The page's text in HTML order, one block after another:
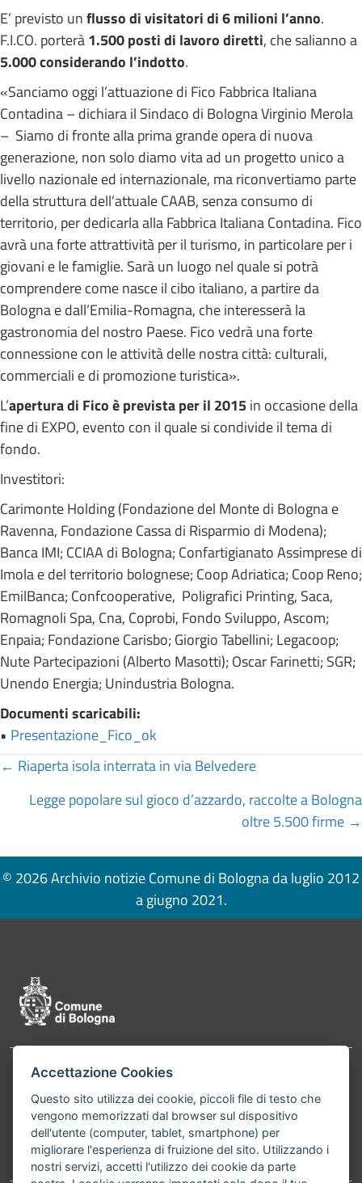
E’ previsto unflusso di visitatori di 6 milioni l’anno.
F.I.CO. porterà1.500 posti di lavoro diretti, che salianno a
5.000 considerando l’indotto.
«Sanciamo oggi l’attuazione di Fico Fabbrica Italiana
Contadina – dichiara il Sindaco di Bologna Virginio Merola
– Siamo di fronte alla prima grande opera di nuova
generazione, non solo diamo vita ad un progetto unico a
livello nazionale ed internazionale, ma riconvertiamo parte
della struttura dell’attuale CAAB, senza consumo di
territorio, per dedicarla alla Fabbrica Italiana Contadina. Fico
avrà una forte attrattività per il turismo, in particolare per i
giovani e le famiglie. Sarà un luogo nel quale si potrà
comprendere come nasce il cibo italiano, a partire da
Bologna e dall’Emilia-Romagna, che interesserà la
gastronomia del nostro Paese. Fico vedrà una forte
connessione con le attività delle nostra città: culturali,
commerciali e di promozione turistica».
L’apertura di Fico è prevista per il 2015in occasione della
fine di EXPO, evento con il quale si condivide il tema di
fondo.
Investitori:
Carimonte Holding (Fondazione del Monte di Bologna e
Ravenna, Fondazione Cassa di Risparmio di Modena);
Banca IMI; CCIAA di Bologna; Confartigianato Assimprese di
Imola e del territorio bolognese; Coop Adriatica; Coop Reno;
EmilBanca; Confcooperative, Poligrafici Printing, Saca,
Romagnoli Spa, Cna, Coprobi, Fondo Sviluppo, Ascom;
Enpaia; Fondazione Carisbo; Giorgio Tabellini; Legacoop;
Nute Partecipazioni (Alberto Masotti); Oscar Farinetti; SGR;
Unendo Energia; Unindustria Bologna.
Documenti scaricabili:
• Presentazione_Fico_ok
Posts
navigation
← Riaperta isola interrata in via Belvedere
Legge popolare sul gioco d’azzardo, raccolte a Bologna
oltre 5.500 firme →
© 2026 Archivio notizie Comune di Bologna da luglio 2012
a giugno 2021.
Contatti
Bologna P.Iva 01232710374 Cod. IBAN: IT 88 R
02008 02435 000020067156
Telefono:051203040
Accettazione Cookies
Questo sito utilizza dei cookie, piccoli file di testo che
vengono memorizzati dal browser sul dispositivo
dell'utente (computer, tablet, smartphone) per
migliorare l'esperienza di fruizione del sito. Utilizzando i
nostri servizi, accetti l'utilizzo dei cookie da parte